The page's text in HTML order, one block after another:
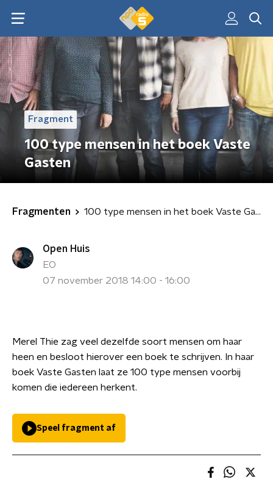
Fragment
100 type mensen in het boek Vaste
Gasten
Fragmenten 100 type mensen in het boek Vaste Gasten
Open Huis
EO
07 november 2018 14:00 - 16:00
Merel Thie zag veel dezelfde soort mensen om haar
heen en besloot hierover een boek te schrijven. In haar
boek Vaste Gasten laat ze 100 type mensen voorbij
komen die iedereen herkent.
Speel fragment af